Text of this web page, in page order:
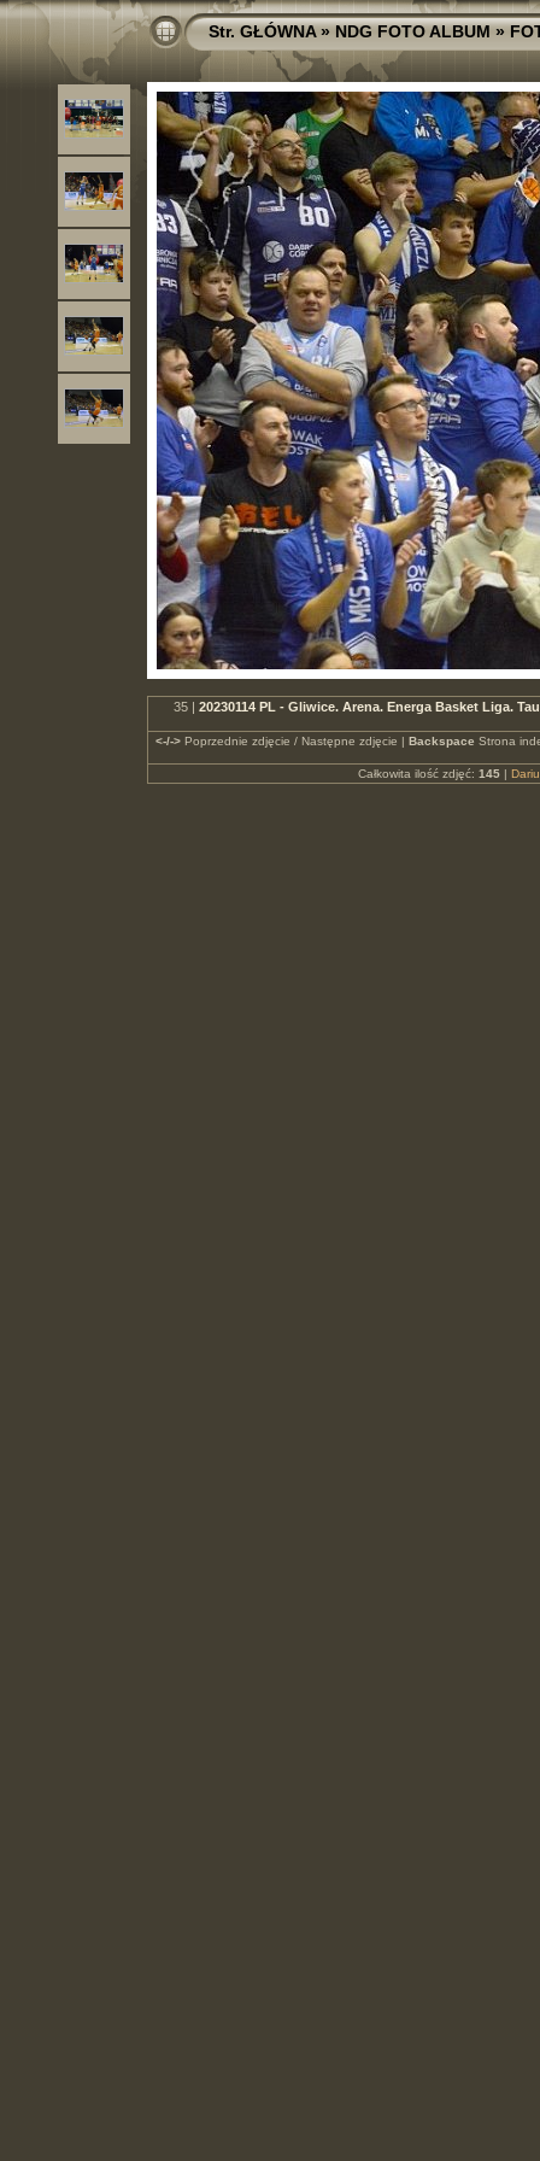
Str. GŁÓWNA»NDG FOTO ALBUM»
35 | 20230114 PL - Gliwice. Arena. Energa Basket Liga.
<-/->Poprzednie zdjęcie / Następne zdjęcie | Backspace Strona
Całkowita ilość zdjęć: 145|